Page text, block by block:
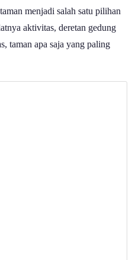
menjadi salah satu pilihan
aktivitas, deretan gedung
taman apa saja yang paling